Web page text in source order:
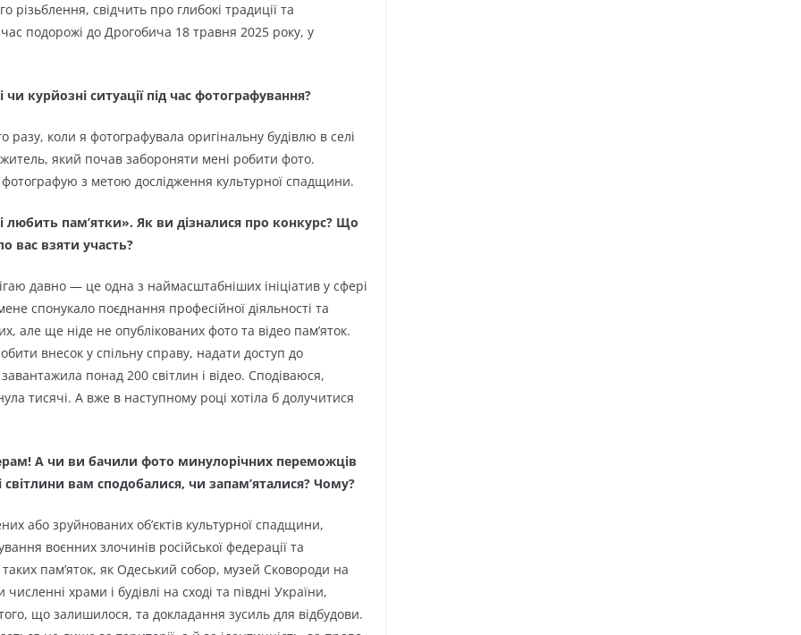
різьблення, свідчить про глибокі традиції та
подорожі до Дрогобича 18 травня 2025 року, у
курйозні ситуації під час фотографування?
коли я фотографувала оригінальну будівлю в селі
який почав забороняти мені робити фото.
з метою дослідження культурної спадщини.
любить пам’ятки». Як ви дізналися про конкурс? Що
вас взяти участь?
давно — це одна з наймасштабніших ініціатив у сфері
спонукало поєднання професійної діяльності та
але ще ніде не опублікованих фото та відео пам’яток.
внесок у спільну справу, надати доступ до
понад 200 світлин і відео. Сподіваюся,
тисячі. А вже в наступному році хотіла б долучитися
А чи ви бачили фото минулорічних переможців
світлини вам сподобалися, чи запам’яталися? Чому?
або зруйнованих об’єктів культурної спадщини,
воєнних злочинів російської федерації та
пам’яток, як Одеський собор, музей Сковороди на
храми і будівлі на сході та півдні України,
що залишилося, та докладання зусиль для відбудови.